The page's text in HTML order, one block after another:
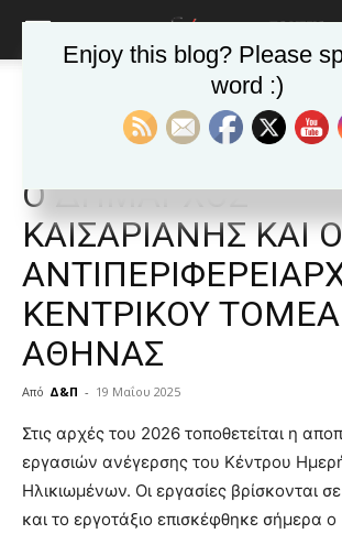
Ανακοινώσεις -θεσμικά
Ανακοινώσεις -θεσμικά Δημοφιλή άρθρα
ΣΤΟ ΕΡΓΟΤΑΞΙΟ
Ο ΔΗΜΑΡΧΟΣ
ΚΑΙΣΑΡΙΑΝΗΣ ΚΑΙ Ο
ΚΕΝΤΡΙΚΟΥ ΤΟΜΕΑ
ΑΘΗΝΑΣ
Από Δ&Π - 19 Μαΐου 2025
blonde
lesbians
very
hot
cam
Στις αρχές του 2026 τοποθετείται η
εργασιών ανέγερσης του Κέντρου
Ηλικιωμένων. Οι εργασίες βρίσκονται
και το εργοτάξιο επισκέφθηκε σήμερα ο
Enjoy this blog? Please
word :)